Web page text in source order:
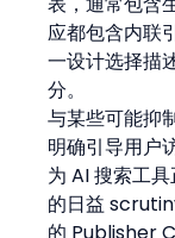
应都包含内联
一设计选择描
分。
与某些可能抑
明确引导用户
为 AI 搜索工
的日益
的 Publisher